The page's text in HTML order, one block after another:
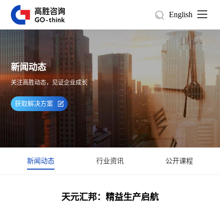
English
新闻动态
关注高胜动态，见证企业成长
获取解决方案
新闻动态 行业资讯 公开课程
天元汇邦：精益生产启航